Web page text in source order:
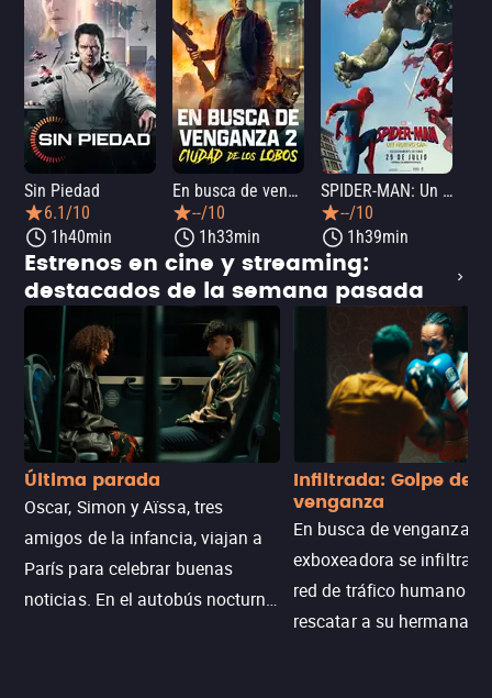
Sin Piedad
6.1/10
1h40min
En busca de venganza 2: Ciudad de los lobos
--/10
1h33min
SPIDER-MAN: Un nuevo día
--/10
1h39min
Estrenos en cine y streaming:
destacados de la semana pasada
Última parada
Oscar, Simon y Aïssa, tres
amigos de la infancia, viajan a
París para celebrar buenas
noticias. En el autobús nocturno
Infiltrada: Golpe de
venganza
En busca de venganza,
exboxeadora se infiltra
red de tráfico humano
rescatar a su hermana